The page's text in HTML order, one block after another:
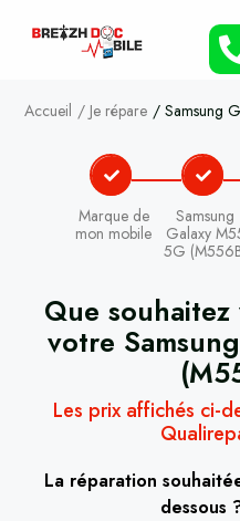
Accueil / Je répare /Samsung
Marque de
mon mobile
Samsung
Galaxy
5G
Que
votre
Les prix affichés ci-
La réparation
dessous